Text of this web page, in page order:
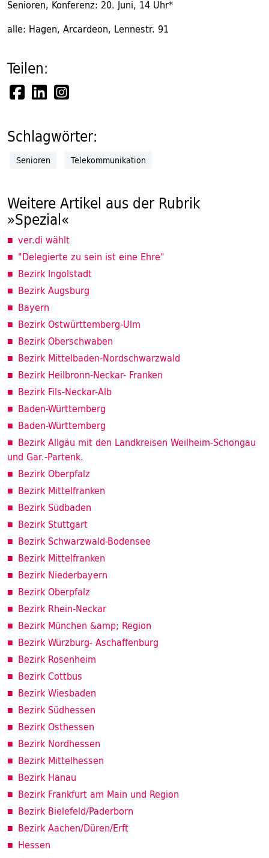
Senioren, Konferenz: 20. Juni, 14 Uhr*
alle: Hagen, Arcardeon, Lennestr. 91
Teilen:
Schlagwörter:
Senioren Telekommunikation
Weitere Artikel aus der Rubrik
»Spezial«
ver.di wählt
"Delegierte zu sein ist eine Ehre"
Bezirk Ingolstadt
Bezirk Augsburg
Bayern
Bezirk Ostwürttemberg-Ulm
Bezirk Oberschwaben
Bezirk Mittelbaden-Nordschwarzwald
Bezirk Heilbronn-Neckar- Franken
Bezirk Fils-Neckar-Alb
Baden-Württemberg
Baden-Württemberg
Bezirk Allgäu mit den Landkreisen Weilheim-Schongau
und Gar.-Partenk.
Bezirk Oberpfalz
Bezirk Mittelfranken
Bezirk Südbaden
Bezirk Stuttgart
Bezirk Schwarzwald-Bodensee
Bezirk Mittelfranken
Bezirk Niederbayern
Bezirk Oberpfalz
Bezirk Rhein-Neckar
Bezirk München &amp; Region
Bezirk Würzburg- Aschaffenburg
Bezirk Rosenheim
Bezirk Cottbus
Bezirk Wiesbaden
Bezirk Südhessen
Bezirk Osthessen
Bezirk Nordhessen
Bezirk Mittelhessen
Bezirk Hanau
Bezirk Frankfurt am Main und Region
Bezirk Bielefeld/Paderborn
Bezirk Aachen/Düren/Erft
Hessen